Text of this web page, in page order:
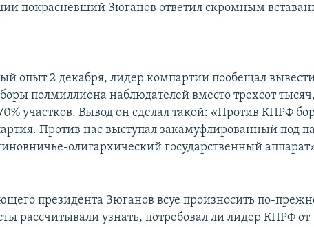
покрасневший Зюганов ответил скромным
опыт 2 декабря, лидер компартии пообещал
полмиллиона наблюдателей вместо трехсот тысяч,
участков. Вывод он сделал такой: «Против КПРФ
Против нас выступал закамуфлированный под
олигархический государственный
президента Зюганов всуе произносить по-
рассчитывали узнать, потребовал ли лидер КПРФ от